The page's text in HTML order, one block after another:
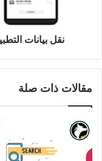
نقل بيانات
مقالات ذات صلة